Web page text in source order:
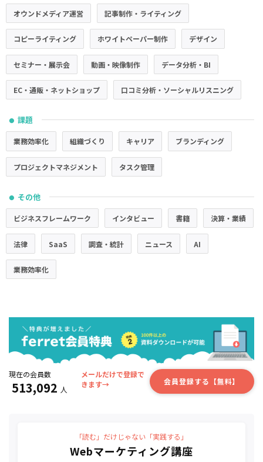
オウンドメディア運営 記事制作・ライティング
コピーライティング ホワイトペーパー制作 デザイン
セミナー・展示会 動画・映像制作 データ分析・BI
EC・通販・ネットショップ 口コミ分析・ソーシャルリスニング
● 課題
業務効率化 組織づくり キャリア ブランディング
プロジェクトマネジメント タスク管理
● その他
ビジネスフレームワーク インタビュー 書籍 決算・業績
法律 SaaS 調査・統計 ニュース AI
業務効率化
現在の会員数
513,092 人
メールだけで登録で
きます→
会員登録する【無料】
「読む」だけじゃない「実践する」
Webマーケティング講座